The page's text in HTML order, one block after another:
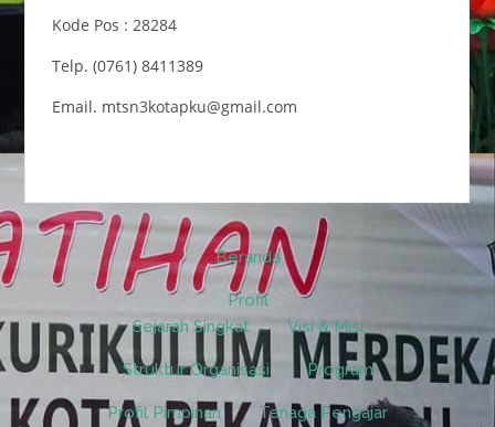
Kode Pos : 28284
Telp. (0761) 8411389
Email. mtsn3kotapku@gmail.com
Beranda
Profil
Sejarah Singkat
Visi & Misi
Struktur Organisasi Program
Profil Pimpinan Tenaga Pengajar